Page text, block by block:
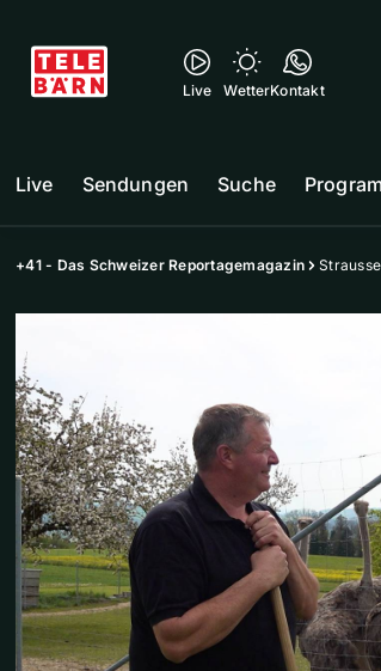
Live WetterKontakt
Live Sendungen Suche
+41 - Das Schweizer Reportagemagazin